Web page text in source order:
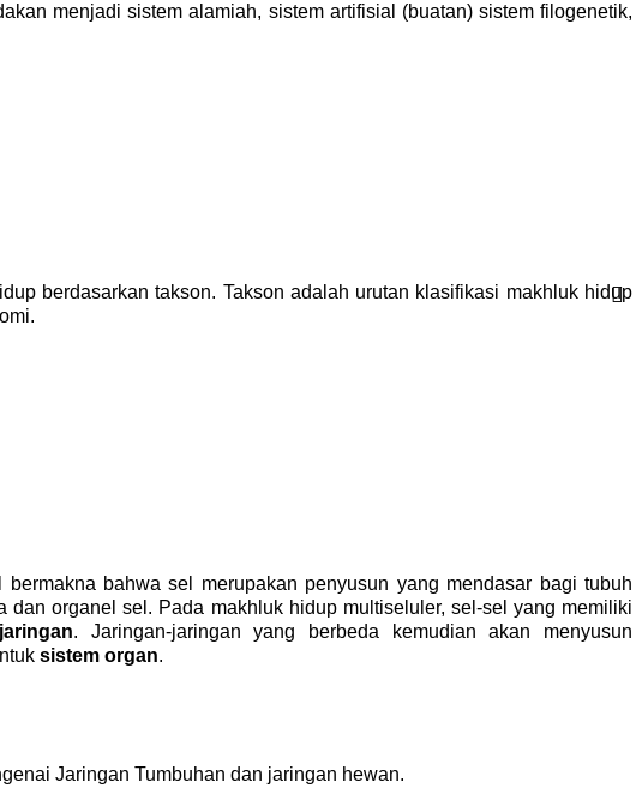
menjadi sistem alamiah, sistem artifisial (buatan) sistem filogenetik,
berdasarkan takson. Takson adalah urutan klasifikasi makhluk hidup
bahwa sel merupakan penyusun yang mendasar bagi tubuh
organel sel. Pada makhluk hidup multiseluler, sel-sel yang memiliki
jaringan. Jaringan-jaringan yang berbeda kemudian akan menyusun
sistem organ.
Jaringan Tumbuhan dan jaringan hewan.